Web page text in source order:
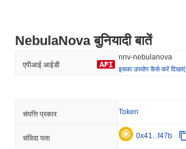
NebulaNova बुनियादी बातें
एपीआई आईडी
nnv-nebulanova
इसका उपयोग कैसे करें दिखाएं
संपत्ति प्रकार Token
संविदा पता 0x41...f47b